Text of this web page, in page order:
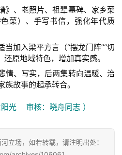
》、老照片、祖辈墓碑、家乡菜
菜）、手写书信，强化年代质
当加入梁平方言（“摆龙门阵”“切
还原地域特色，增加真实感。
情、写实，后两集转向温暖、治
故事的起承转合。
光    审核：晓舟同志 ）
立场，如若转载，请注明出处：